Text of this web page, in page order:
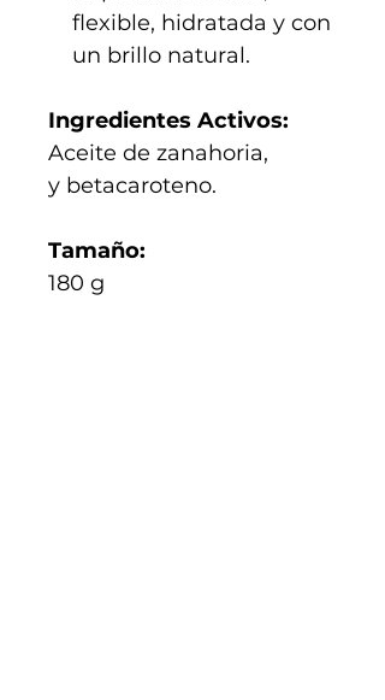
flexible, hidratada y con
un brillo natural.
Ingredientes Activos:
Aceite de zanahoria,
y betacaroteno.
Tamaño:
180 g